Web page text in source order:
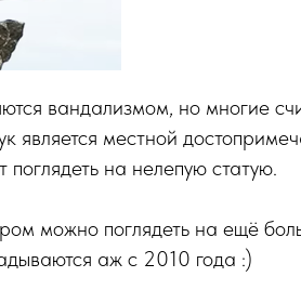
вандализмом, но многие
является местной
на нелепую статую.
можно поглядеть на ещё
аж с 2010 года :)